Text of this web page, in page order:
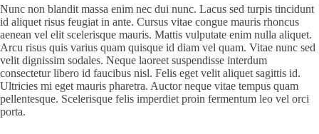
Nunc non blandit massa enim nec dui nunc. Lacus sed turpis tincidunt
id aliquet risus feugiat in ante. Cursus vitae congue mauris rhoncus
aenean vel elit scelerisque mauris. Mattis vulputate enim nulla aliquet.
Arcu risus quis varius quam quisque id diam vel quam. Vitae nunc sed
velit dignissim sodales. Neque laoreet suspendisse interdum
consectetur libero id faucibus nisl. Felis eget velit aliquet sagittis id.
Ultricies mi eget mauris pharetra. Auctor neque vitae tempus quam
pellentesque. Scelerisque felis imperdiet proin fermentum leo vel orci
porta.